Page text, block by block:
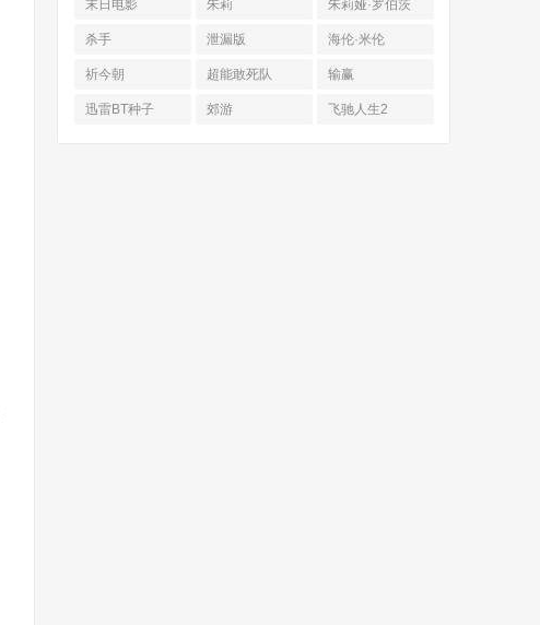
末日电影 朱莉 朱莉娅·罗伯茨
杀手 泄漏版 海伦·米伦
祈今朝 超能敢死队 输赢
迅雷BT种子 郊游 飞驰人生2